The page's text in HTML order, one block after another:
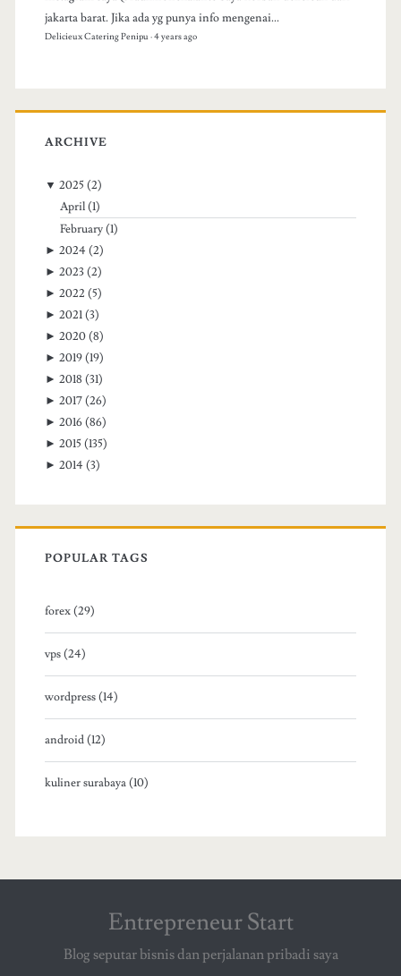
jakarta barat. Jika ada yg punya info mengenai...
Delicieux Catering Penipu·4 years ago
ARCHIVE
▼ 2025 (2)
April (1)
February (1)
► 2024 (2)
► 2023 (2)
► 2022 (5)
► 2021 (3)
► 2020 (8)
► 2019 (19)
► 2018 (31)
► 2017 (26)
► 2016 (86)
► 2015 (135)
► 2014 (3)
POPULAR TAGS
forex (29)
vps (24)
wordpress (14)
android (12)
kuliner surabaya (10)
Entrepreneur Start
Blog seputar bisnis dan perjalanan pribadi saya